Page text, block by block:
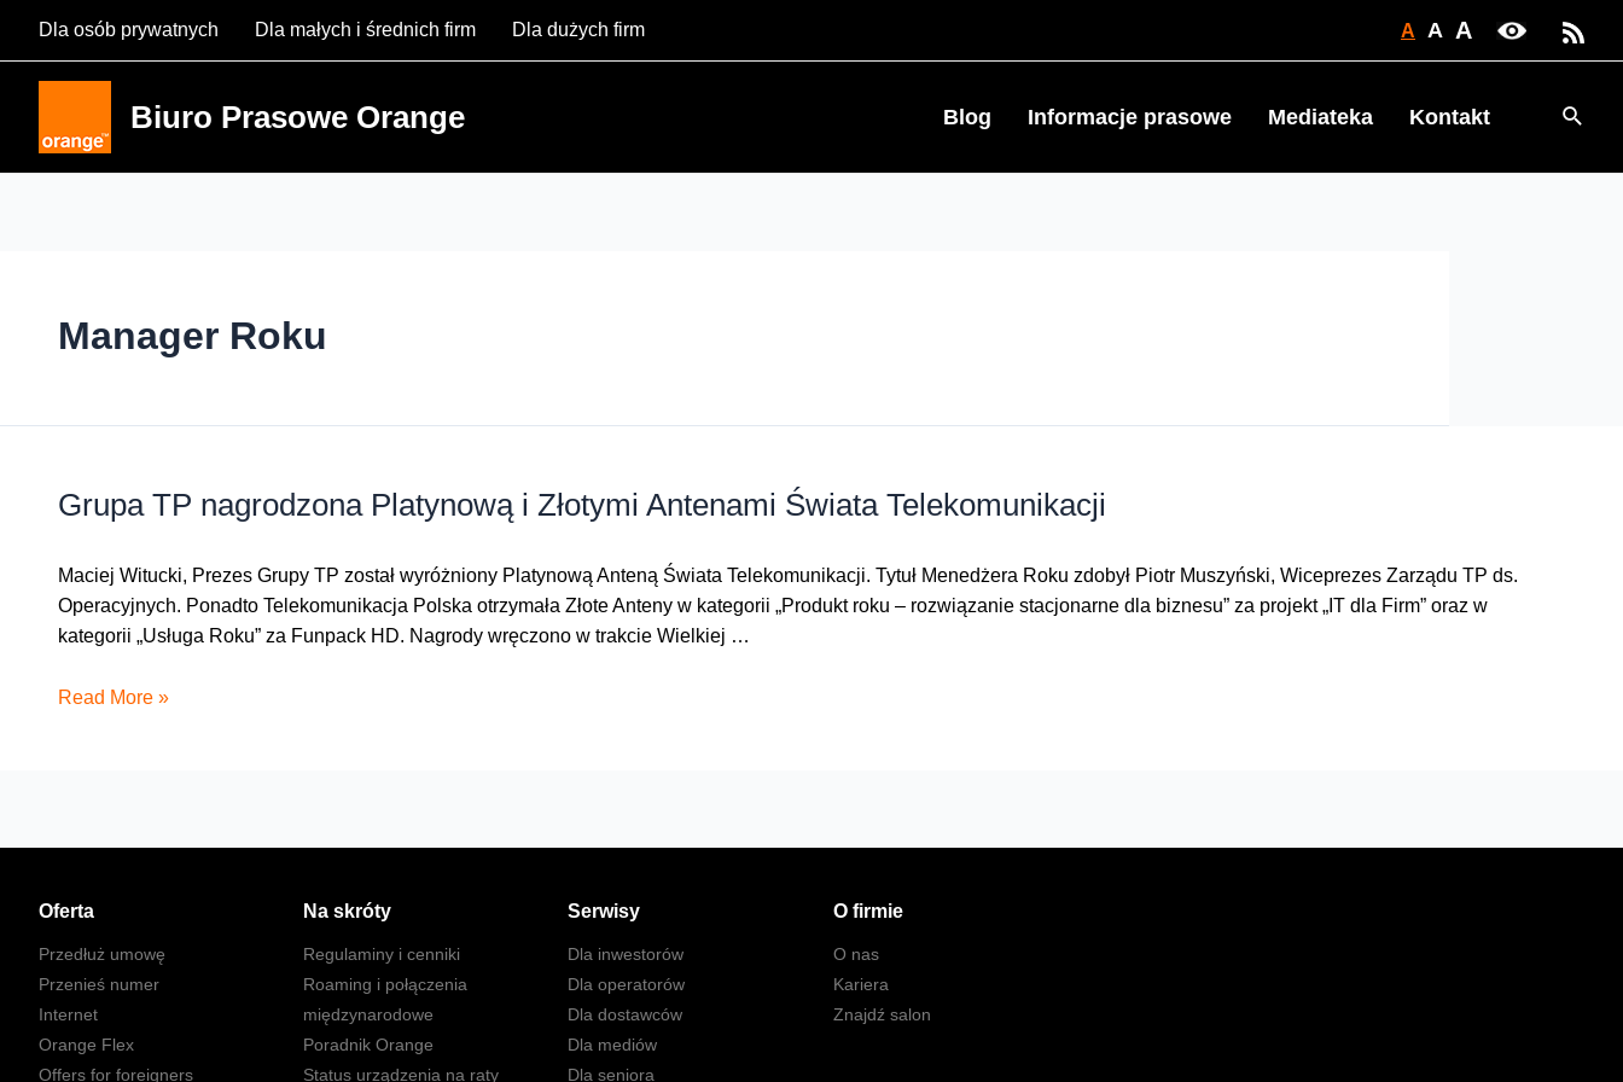
Dla osób prywatnych Dla małych i średnich firm Dla dużych firm A A A
Biuro Prasowe Orange Blog Informacje prasowe Mediateka Kontakt
Manager Roku
Grupa TP nagrodzona Platynową i Złotymi Antenami Świata Telekomunikacji
Maciej Witucki, Prezes Grupy TP został wyróżniony Platynową Anteną Świata Telekomunikacji. Tytuł Menedżera Roku zdobył Piotr Muszyński, Wiceprezes Zarządu TP ds.
Operacyjnych. Ponadto Telekomunikacja Polska otrzymała Złote Anteny w kategorii „Produkt roku – rozwiązanie stacjonarne dla biznesu” za projekt „IT dla Firm” oraz w
kategorii „Usługa Roku” za Funpack HD. Nagrody wręczono w trakcie Wielkiej …
Grupa
Złotymi
Świata
Read More »
Oferta
Przedłuż umowę
Przenieś numer
Internet
Orange Flex
Offers for foreigners
Na skróty
Regulaminy i cenniki
Roaming i połączenia
międzynarodowe
Poradnik Orange
Status urządzenia na raty
Serwisy
Dla inwestorów
Dla operatorów
Dla dostawców
Dla mediów
Dla seniora
O firmie
O nas
Kariera
Znajdź salon